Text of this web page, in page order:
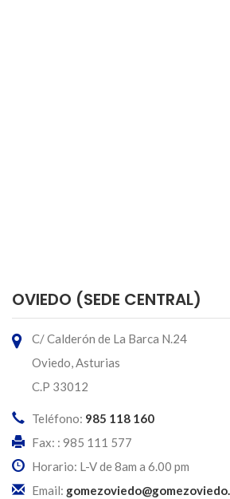
OVIEDO (SEDE CENTRAL)
C/ Calderón de La Barca N.24
Oviedo, Asturias
C.P 33012
Teléfono: 985 118 160
Fax: : 985 111 577
Horario: L-V de 8am a 6.00 pm
Email: